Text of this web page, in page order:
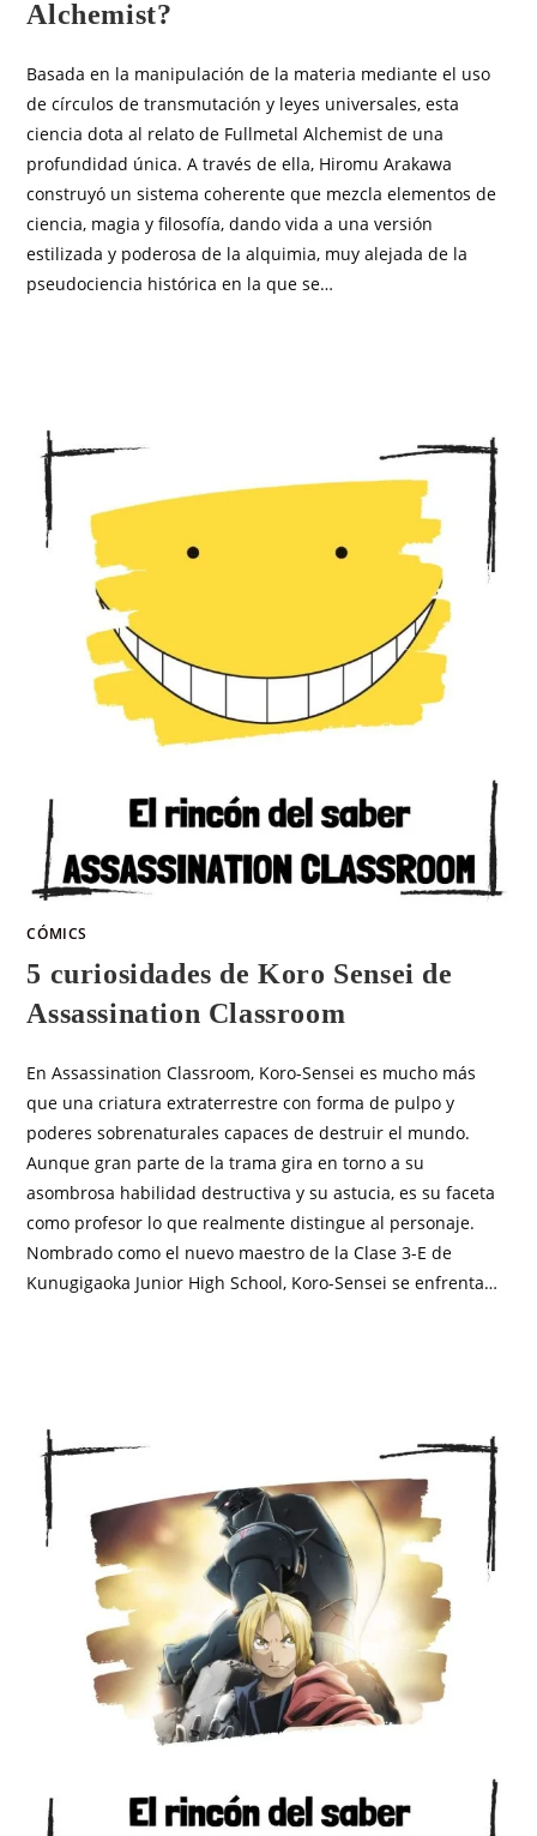
Alchemist?
Basada en la manipulación de la materia mediante el uso
de círculos de transmutación y leyes universales, esta
ciencia dota al relato de Fullmetal Alchemist de una
profundidad única. A través de ella, Hiromu Arakawa
construyó un sistema coherente que mezcla elementos de
ciencia, magia y filosofía, dando vida a una versión
estilizada y poderosa de la alquimia, muy alejada de la
pseudociencia histórica en la que se…
CÓMICS
5 curiosidades de Koro Sensei de
Assassination Classroom
En Assassination Classroom, Koro-Sensei es mucho más
que una criatura extraterrestre con forma de pulpo y
poderes sobrenaturales capaces de destruir el mundo.
Aunque gran parte de la trama gira en torno a su
asombrosa habilidad destructiva y su astucia, es su faceta
como profesor lo que realmente distingue al personaje.
Nombrado como el nuevo maestro de la Clase 3-E de
Kunugigaoka Junior High School, Koro-Sensei se enfrenta…